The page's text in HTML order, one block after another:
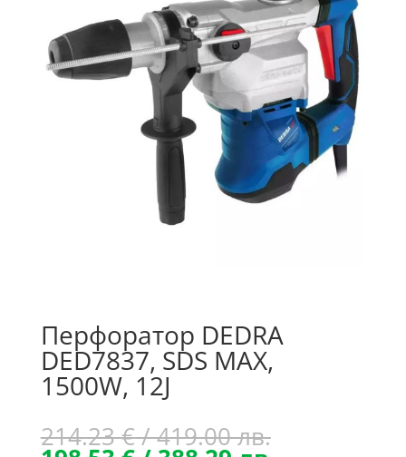
Перфоратор DEDRA
DED7837, SDS MAX,
1500W, 12J
214.23€/ 419.00 лв.Original